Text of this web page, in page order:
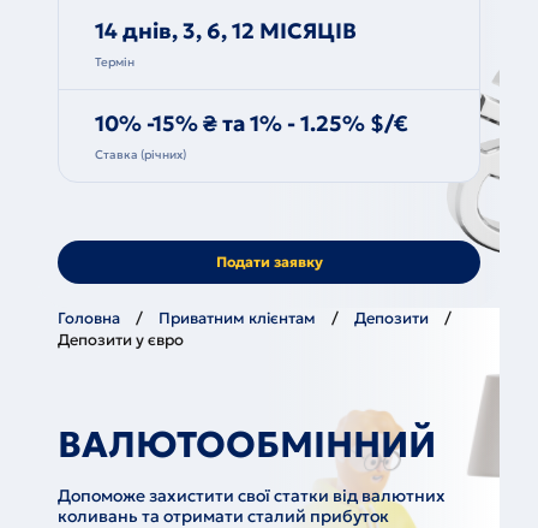
14 днів, 3, 6, 12 МICЯЦІВ
Термін
10% -15% ₴ та 1% - 1.25% $/€
Ставка (річних)
Подати заявку
Головна Приватним клієнтам
Депозити
Депозити у євро
ВАЛЮТООБМІННИЙ
Допоможе захистити свої статки від валютних
коливань та отримати сталий прибуток